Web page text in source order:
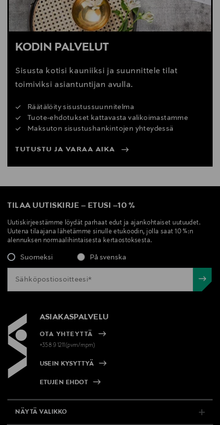
KODIN PALVELUT
Sisusta kotisi kauniiksi ja suunnittele tilat
toimiviksi asiantuntijan avulla.
Räätälöity sisustussuunnitelma
Tuote-ehdotukset kattavasta valikoimastamme
Maksuton sisustushankintojen yhteydessä
TUTUSTU JA VARAA AIKA
TILAA UUTISKIRJE – ETUSI –10 %
Uutiskirjeestämme löydät parhaat edut ja ajankohtaiset uutuudet.
Uutena tilaajana lähetämme sinulle etukoodin, jolla saat 10 %:n
alennuksen normaalihintaisesta kertaostoksesta.
Suomeksi På svenska
ASIAKASPALVELU
OTA YHTEYTTÄ
+358 9 1211(pvm/mpm)
USEIN KYSYTTYÄ
ETUJEN EHDOT
NÄYTÄ VALIKKO